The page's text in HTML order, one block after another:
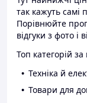
так кажуть самі
Порівнюйте
відгуки з фото
Топ категорій
Техніка й
Товари для